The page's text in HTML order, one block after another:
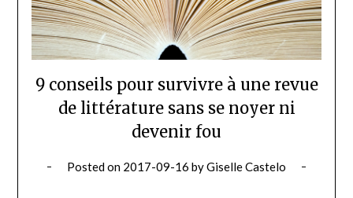
9 conseils pour survivre à une revue
de littérature sans se noyer ni
devenir fou
Posted on 2017-09-16 byGiselle Castelo